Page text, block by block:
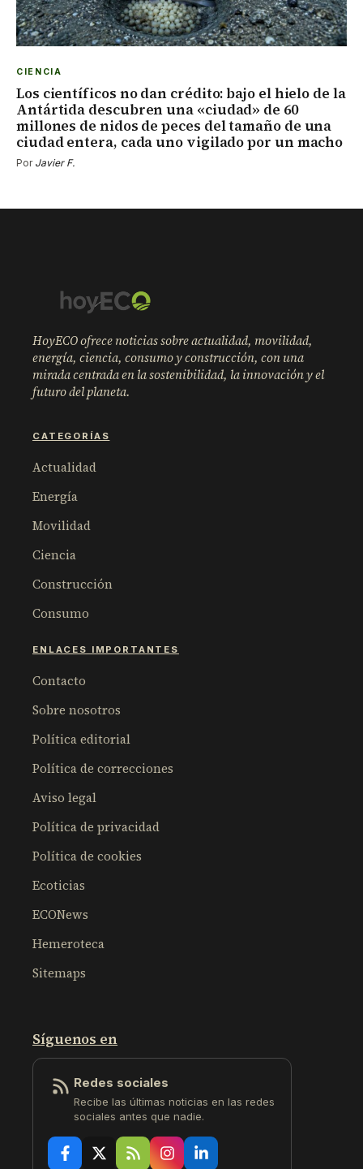
CIENCIA
Los científicos no dan crédito: bajo el hielo de la
Antártida descubren una «ciudad» de 60
millones de nidos de peces del tamaño de una
ciudad entera, cada uno vigilado por un macho
Por Javier F.
HoyECO ofrece noticias sobre actualidad, movilidad,
energía, ciencia, consumo y construcción, con una
mirada centrada en la sostenibilidad, la innovación y el
futuro del planeta.
CATEGORÍAS
Actualidad
Energía
Movilidad
Ciencia
Construcción
Consumo
ENLACES IMPORTANTES
Contacto
Sobre nosotros
Política editorial
Política de correcciones
Aviso legal
Política de privacidad
Política de cookies
Ecoticias
ECONews
Hemeroteca
Sitemaps
Síguenos en
Redes sociales
Recibe las últimas noticias en las redes
sociales antes que nadie.